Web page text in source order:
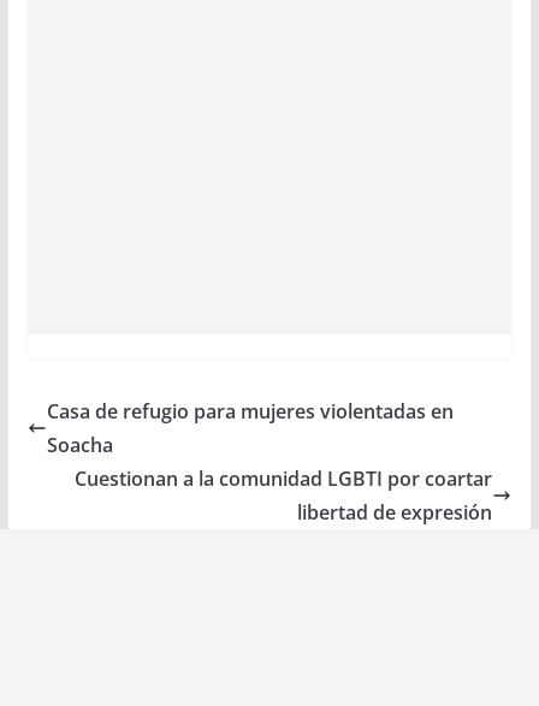
Casa de refugio para mujeres violentadas en
Soacha
Cuestionan a la comunidad LGBTI por coartar
libertad de expresión